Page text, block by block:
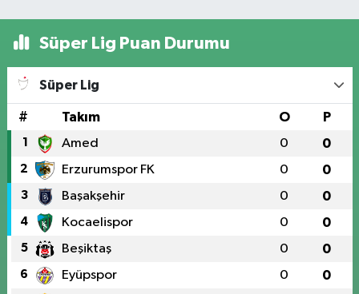
Süper Lig Puan Durumu
Süper Lig
# Takım O P
1 Amed 0 0
2 Erzurumspor FK 0 0
3 Başakşehir 0 0
4 Kocaelispor 0 0
5 Beşiktaş 0 0
6 Eyüpspor 0 0